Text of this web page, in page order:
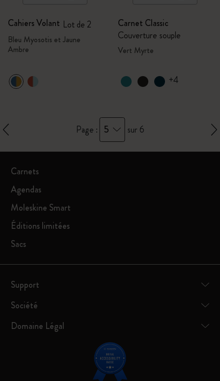
Cahiers Volant Lot de 2
Bleu Myosotis et Jaune
Ambre
Carnet Classic
Couverture souple
Vert Myrte
+4
Page : 5 sur 6
Carnets
Agendas
Moleskine Smart
Éditions limitées
Sacs
Support
Société
Domaine Légal